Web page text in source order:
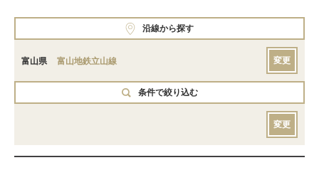
沿線から探す
富山県 富山地鉄立山線 変更
条件で絞り込む
変更